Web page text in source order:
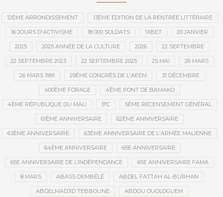
12ÈME ARRONDISSEMENT 13ÈME ÉDITION DE LA RENTRÉE LITTÉRAIRE
16 JOURS D'ACTIVISME 18 000 SOLDATS 1XBET 20 JANVIER
2025 2025 ANNÉE DE LA CULTURE 2026 22 SEPTEMBRE
22 SEPTEMBRE 2023 22 SEPTEMBRE 2025 25 MAI 26 MARS
26 MARS 1991 29ÈME CONGRÈS DE L'AEEM 31 DÉCEMBRE
400ÈME FORAGE 4ÈME PONT DE BAMAKO
4ÈME RÉPUBLIQUE DU MALI 5°C 5ÈME RECENSEMENT GÉNÉRAL
61ÈME ANNIVERSAIRE 62ÈME ANNIVERSAIRE
63ÈME ANNIVERSAIRE 63ÈME ANNIVERSAIRE DE L'ARMÉE MALIENNE
64ÈME ANNIVERSAIRE 65E ANNIVERSAIRE
65E ANNIVERSAIRE DE L’INDÉPENDANCE 65E ANNIVERSAIRE FAMA
8 MARS ABASS DEMBÉLÉ ABDEL FATTAH AL-BURHAN
ABDELMADJID TEBBOUNE ABDOU OUOLOGUEM